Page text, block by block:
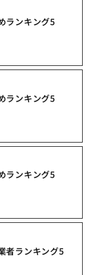
ランキング5
ランキング5
ランキング5
者ランキング5